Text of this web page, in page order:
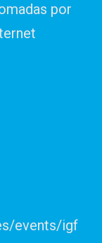
por
events/igf